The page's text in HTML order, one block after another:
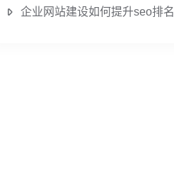
企业网站建设如何提升seo排名